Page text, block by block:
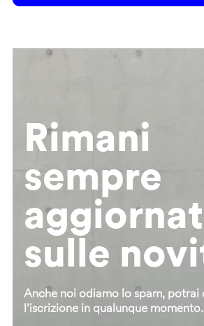
Rimani
sempre
sulle
Anche noi odiamo lo spam, potrai
l’iscrizione in qualunque momento.